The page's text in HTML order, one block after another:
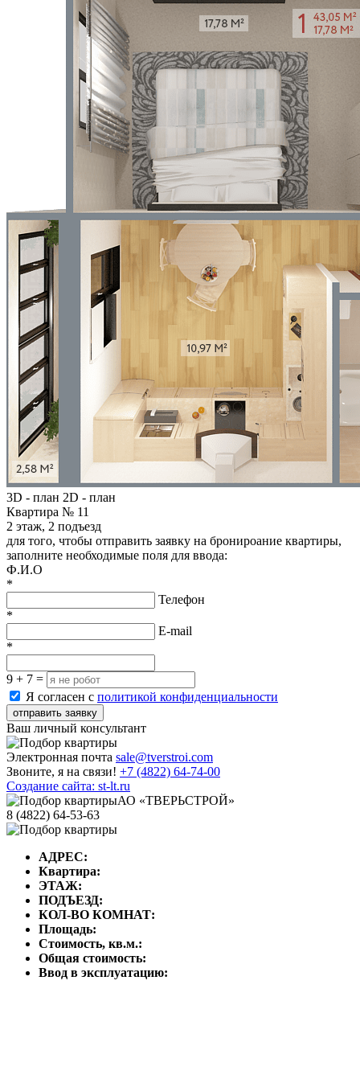
3D - план 2D - план
Квартира № 11
2 этаж, 2 подъезд
для того, чтобы отправить заявку на бронироание квартиры,
заполните необходимые поля для ввода:
Ф.И.О
*
Телефон
*
E-mail
*
9 + 7 =
Я согласен с политикой конфиденциальности
отправить заявку
Ваш личный консультант
Электронная почта sale@tverstroi.com
Звоните, я на связи! +7 (4822) 64-74-00
Создание сайта: st-lt.ru
АО «ТВЕРЬСТРОЙ»
8 (4822) 64-53-63
АДРЕС:
Квартира:
ЭТАЖ:
ПОДЪЕЗД:
КОЛ-ВО КОМНАТ:
Площадь:
Стоимость, кв.м.:
Общая стоимость:
Ввод в эксплуатацию: